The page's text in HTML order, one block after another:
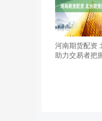
河南期货配资
助力交易者把